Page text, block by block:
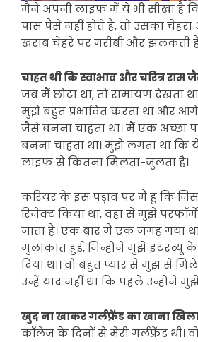
मैंने अपनी लाइफ में ये भी सीखा है
पास पैसे नहीं होते हैं, तो उसका चेहरा
खराब चेहरे पर गरीबी और झलकती
चाहत थी कि स्वाभाव और चरित्र राम
जब मैं छोटा था, तो रामायण देखता
मुझे बहुत प्रभावित करता था और
जैसे बनना चाहता था। मैं एक अच्छा
बनना चाहता था। मुझे लगता था कि
लाइफ से कितना मिलता-जुलता है।
करियर के इस पड़ाव पर मैं हूं कि
रिजेक्ट किया था, वहां से मुझे
जाता है। एक बार मैं एक जगह गया
मुलाकात हुई, जिन्होंने मुझे इंटरव्यू
दिया था। वो बहुत प्यार से मुझ से
उन्हें याद नहीं था कि पहले उन्होंने
खुद ना खाकर गर्लफ्रेंड का खाना
कॉलेज के दिनों से मेरी गर्लफ्रेंड थी।